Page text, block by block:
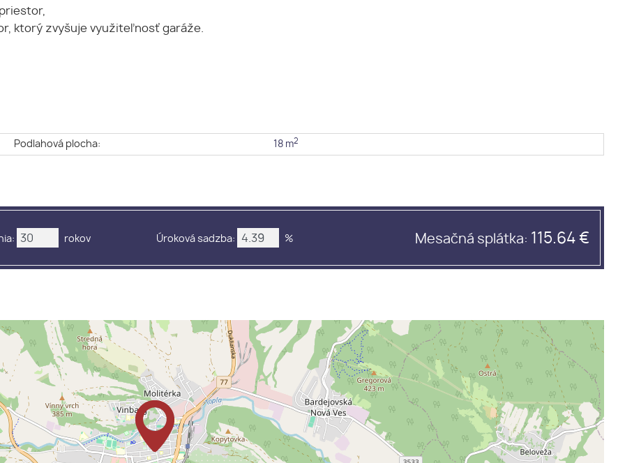
ktorý zvyšuje využiteľnosť garáže.
Podlahová plocha: 18 m2
rokov Úroková sadzba: % Mesačná splátka: 115.64 €